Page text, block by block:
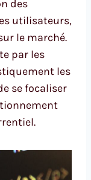
des
utilisateurs,
le marché.
par les
les
se focaliser